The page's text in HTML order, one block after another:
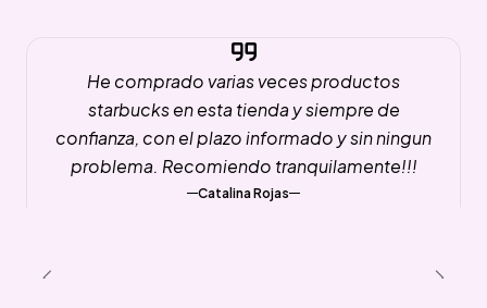
He comprado varias veces productos
starbucks en esta tienda y siempre de
confianza, con el plazo informado y sin ningun
problema. Recomiendo tranquilamente!!!
Catalina Rojas